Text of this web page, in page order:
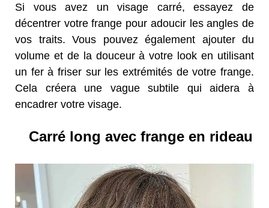
Si vous avez un visage carré, essayez de
décentrer votre frange pour adoucir les angles de
vos traits. Vous pouvez également ajouter du
volume et de la douceur à votre look en utilisant
un fer à friser sur les extrémités de votre frange.
Cela créera une vague subtile qui aidera à
encadrer votre visage.
Carré long avec frange en rideau